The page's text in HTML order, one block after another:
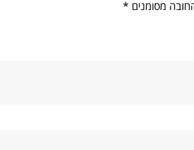
מסומנים *